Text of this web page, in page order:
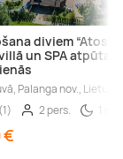
diviem
un SPA atpūta
Palanga nov., Lietuva
2 pers. 1
€